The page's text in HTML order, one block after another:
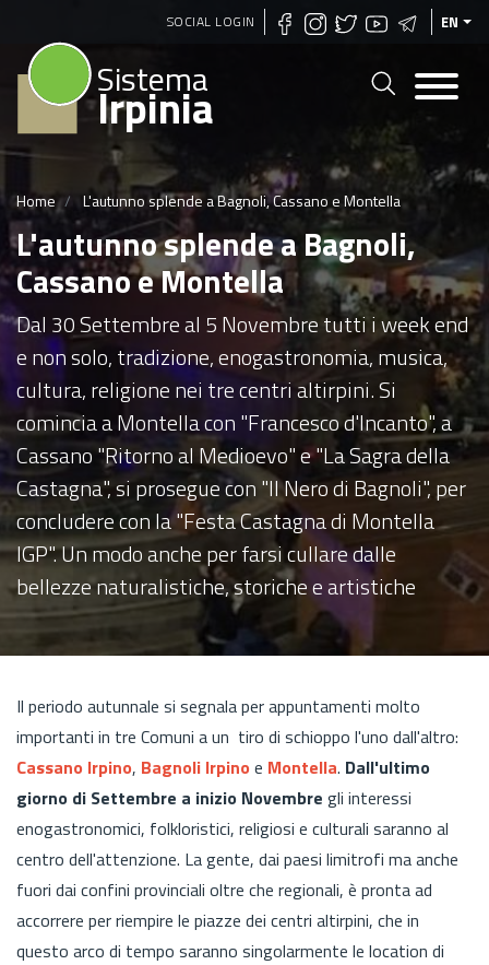
Skip
SOCIAL LOGIN EN
Sistema
Irpinia
Home L'autunno splende a Bagnoli, Cassano e Montella
L'autunno splende a Bagnoli,
Cassano e Montella
Dal 30 Settembre al 5 Novembre tutti i week end
e non solo, tradizione, enogastronomia, musica,
cultura, religione nei tre centri altirpini. Si
comincia a Montella con "Francesco d'Incanto", a
Cassano "Ritorno al Medioevo" e "La Sagra della
Castagna", si prosegue con "Il Nero di Bagnoli", per
concludere con la "Festa Castagna di Montella
IGP". Un modo anche per farsi cullare dalle
bellezze naturalistiche, storiche e artistiche
Il periodo autunnale si segnala per appuntamenti molto
importanti in tre Comuni a un tiro di schioppo l'uno dall'altro:
Cassano Irpino, Bagnoli Irpino e Montella. Dall'ultimo
giorno di Settembre a inizio Novembre gli interessi
enogastronomici, folkloristici, religiosi e culturali saranno al
centro dell'attenzione. La gente, dai paesi limitrofi ma anche
fuori dai confini provinciali oltre che regionali, è pronta ad
accorrere per riempire le piazze dei centri altirpini, che in
questo arco di tempo saranno singolarmente le location di